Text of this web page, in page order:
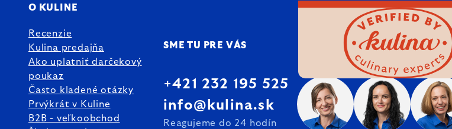
O KULINE
Recenzie
Kulina predajňa
Ako uplatniť darčekový
poukaz
Často kladené otázky
Prvýkrát v Kuline
B2B - veľkoobchod
SME TU PRE VÁS
+421 232 195 525
info@kulina.sk
Reagujeme do 24 hodín